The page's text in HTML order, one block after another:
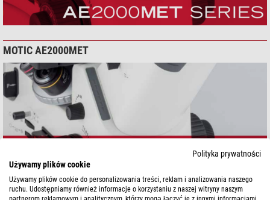
MOTIC AE2000MET
Artykuł 1 - 3 z 3 Sortowanie:
Polityka prywatności
Używamy plików cookie
Używamy plików cookie do personalizowania treści, reklam i analizowania naszego
ruchu. Udostępniamy również informacje o korzystaniu z naszej witryny naszym